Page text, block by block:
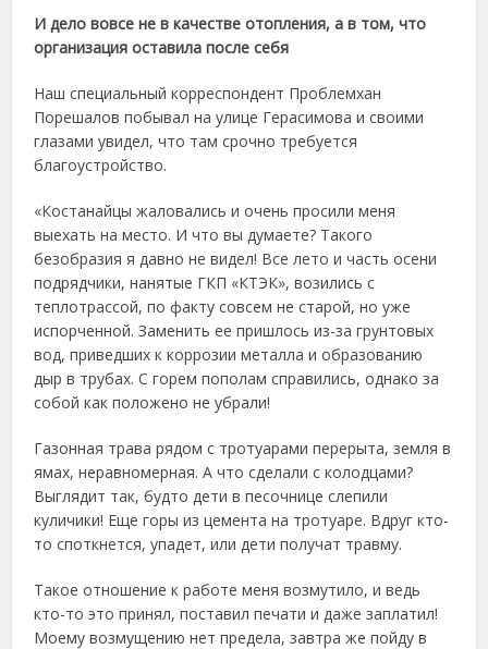
И дело вовсе не в качестве отопления, а в том, что
организация оставила после себя
Наш специальный корреспондент Проблемхан
Порешалов побывал на улице Герасимова и своими
глазами увидел, что там срочно требуется
благоустройство.
«Костанайцы жаловались и очень просили меня
выехать на место. И что вы думаете? Такого
безобразия я давно не видел! Все лето и часть осени
подрядчики, нанятые ГКП «КТЭК», возились с
теплотрассой, по факту совсем не старой, но уже
испорченной. Заменить ее пришлось из-за грунтовых
вод, приведших к коррозии металла и образованию
дыр в трубах. С горем пополам справились, однако за
собой как положено не убрали!
Газонная трава рядом с тротуарами перерыта, земля в
ямах, неравномерная. А что сделали с колодцами?
Выглядит так, будто дети в песочнице слепили
куличики! Еще горы из цемента на тротуаре. Вдруг кто-
то споткнется, упадет, или дети получат травму.
Такое отношение к работе меня возмутило, и ведь
кто-то это принял, поставил печати и даже заплатил!
Моему возмущению нет предела, завтра же пойду в